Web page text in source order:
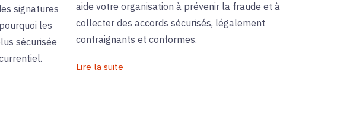
signatures
les
sécurisée
aide votre organisation à prévenir la fraude et à
collecter des accords sécurisés, légalement
contraignants et conformes.
Lire la suite